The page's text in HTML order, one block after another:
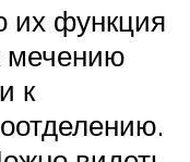
их функция
мечению
к